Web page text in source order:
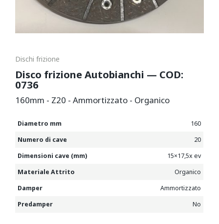
Dischi frizione
Disco frizione Autobianchi — COD:
0736
160mm - Z20 - Ammortizzato - Organico
Diametro mm
160
Numero di cave
20
Dimensioni cave (mm)
15×17,5x ev
Materiale Attrito
Organico
Damper
Ammortizzato
Predamper
No